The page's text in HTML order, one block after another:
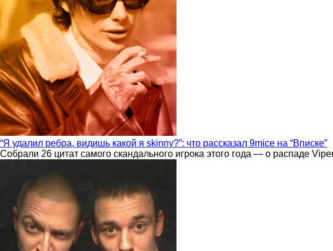
“Я удалил ребра, видишь какой я skinny?”: что рассказал 9mice на “Вписке”
Собрали 26 цитат самого скандального игрока этого года — о распаде